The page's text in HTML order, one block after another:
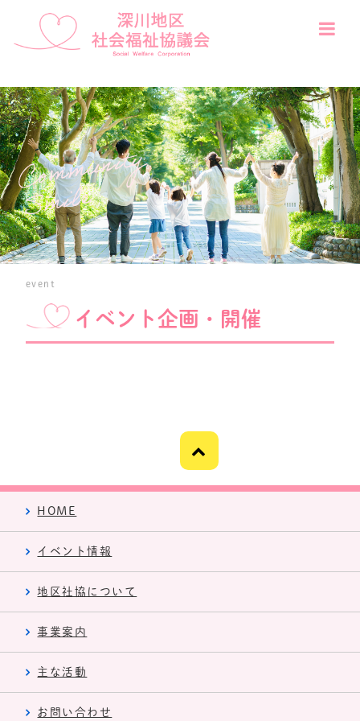
event
イベント企画・開催
HOME
イベント情報
地区社協について
事業案内
主な活動
お問い合わせ